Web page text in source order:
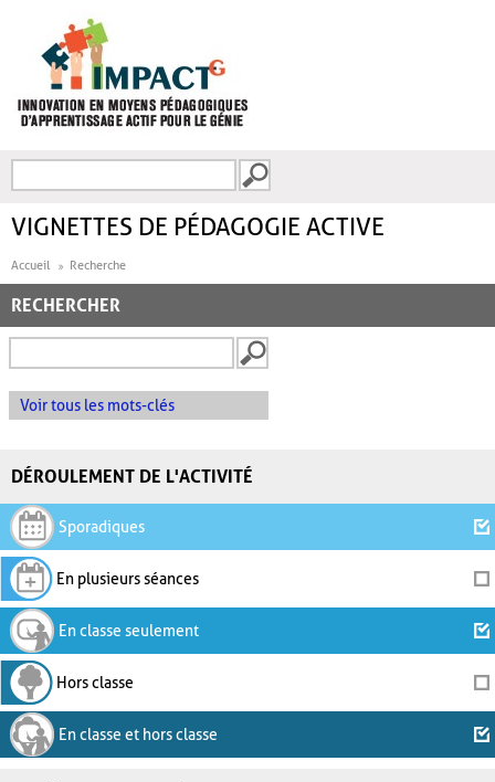
FORMULAIRE DE
VIGNETTES DE PÉDAGOGIE ACTIVE
Accueil Recherche
RECHERCHER
Voir tous les mots-clés
DÉROULEMENT DE L'ACTIVITÉ
Sporadiques
En plusieurs séances
En classe seulement
Hors classe
En classe et hors classe